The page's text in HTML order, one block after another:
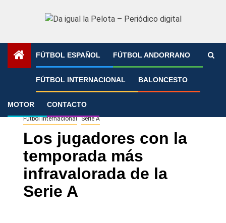
FÚTBOL ESPAÑOL FÚTBOL ANDORRANO
FÚTBOL INTERNACIONAL BALONCESTO
MOTOR CONTACTO
»
Fútbol Internacional Serie A
Los jugadores con la
temporada más
infravalorada de la
Serie A